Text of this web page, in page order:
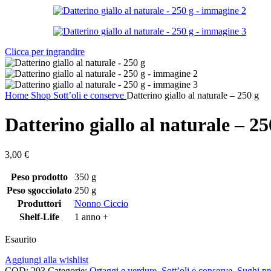
Clicca per ingrandire
Home Shop Sott’oli e conserve Datterino giallo al naturale – 250 g
Datterino giallo al naturale –
3,00 €
Peso prodotto
350 g
Peso sgocciolato 250 g
Produttori
Nonno Ciccio
Shelf-Life
1 anno +
Esaurito
Aggiungi alla wishlist